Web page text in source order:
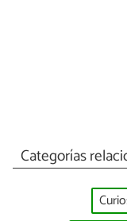
Categorías